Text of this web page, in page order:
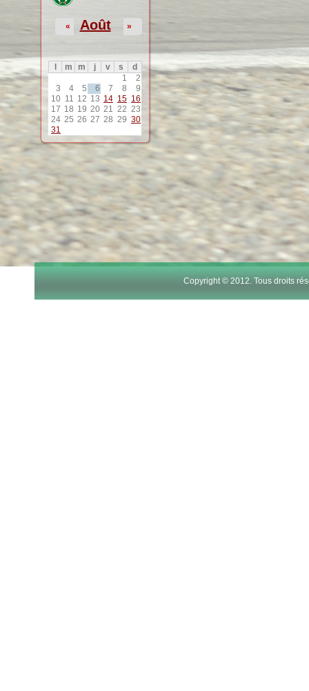
Août
« »
m m j v s
d
1
2
3
4 5 6 7 8
9
10 11 12 13 14 15 16
17 18 19 20 21 22 23
24 25 26 27 28 29 30
31
Copyright © 2012. Tous droits